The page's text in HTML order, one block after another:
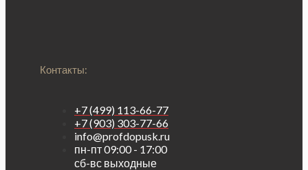
Контакты:
+7 (499) 113-66-77
+7 (903) 303-77-66
info@profdopusk.ru
пн-пт 09:00 - 17:00
сб-вс выходные